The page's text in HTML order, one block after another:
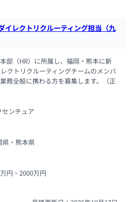
イレクトリクルーティング担当（九
部（HR）に所属し、福岡・熊本に新
クトリクルーティングチームのメンバ
務全般に携わる方を募集します。（正
センチュア
県・熊本県
円 ~ 2000万円